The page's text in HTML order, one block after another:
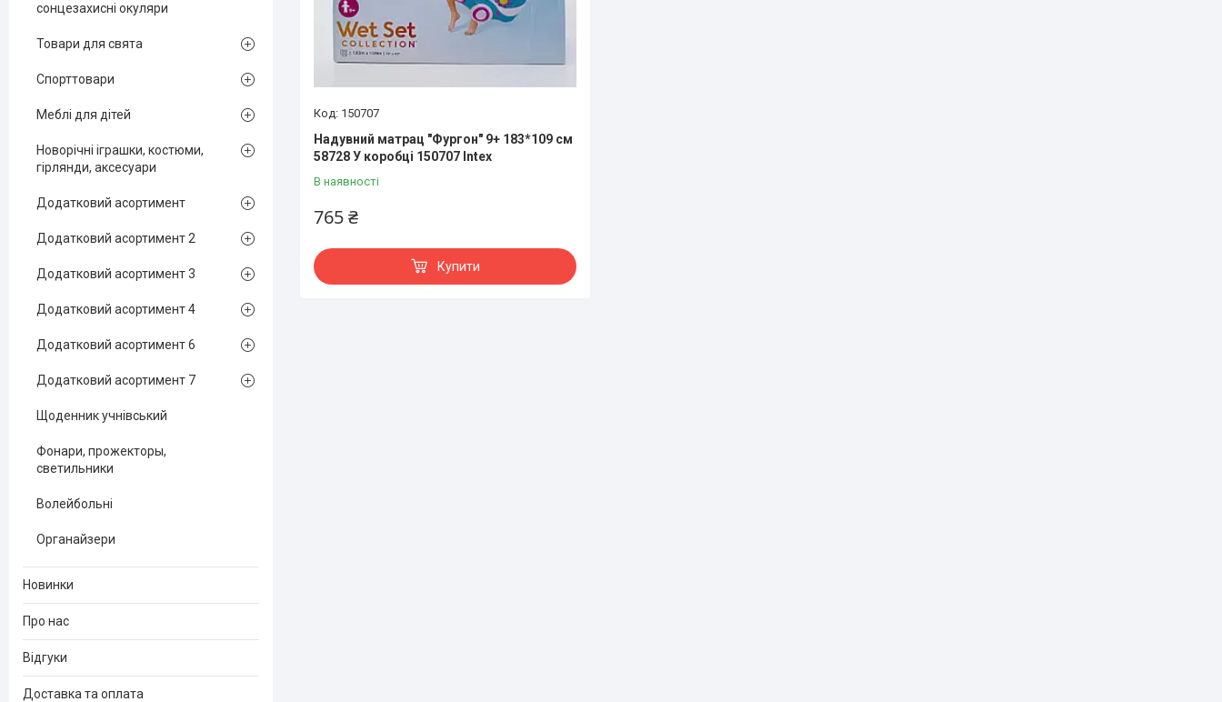
150707
Надувний матрац "Фургон" 9+ 183*109 см
58728 У коробці 150707 Intex
В наявності
765 ₴
Купити
сонцезахисні окуляри
Товари для свята
Спорттовари
Меблі для дітей
Новорічні іграшки, костюми,
гірлянди, аксесуари
Додатковий асортимент
Додатковий асортимент 2
Додатковий асортимент 3
Додатковий асортимент 4
Додатковий асортимент 6
Додатковий асортимент 7
Щоденник учнівський
Фонари, прожекторы,
светильники
Волейбольні
Органайзери
Новинки
Про нас
Відгуки
Доставка та оплата